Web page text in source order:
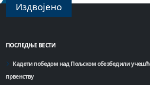
Издвојено
ПОСЛЕДЊЕ ВЕСТИ
Кадети победом над Пољском обезбедили
првенству